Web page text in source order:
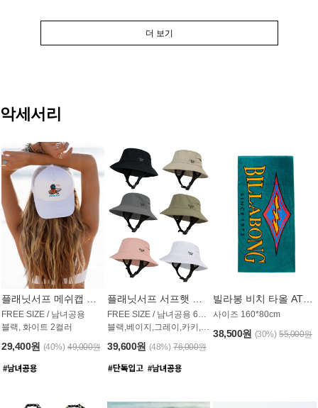
더 보기
악세서리
FREE SIZE / 남녀공용
블랙, 화이트 2컬러
29,400원 (40%) 49,000원
블랙,베이지,그레이,카키,핑크,화이트
39,600원 (48%) 76,000원
사이즈 160*80cm
38,500원 (30%) 55,000원